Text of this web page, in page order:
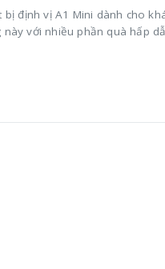
định vị A1 Mini dành cho
với nhiều phần quà hấp